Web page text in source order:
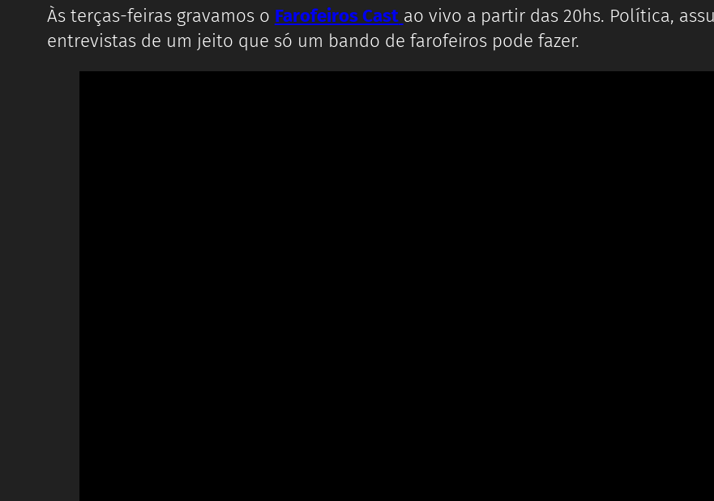
Às terças-feiras gravamos o Farofeiros Cast ao vivo a partir das 20hs. Política,
entrevistas de um jeito que só um bando de farofeiros pode fazer.